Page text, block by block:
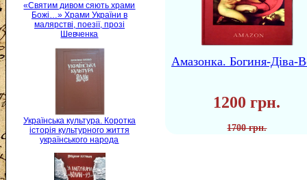
«Святим дивом сяють храми
Божі…» Храми України в
малярстві, поезії, прозі
Шевченка
Українська культура. Коротка
історія культурного життя
українського народа
Амазонка. Богиня-Діва-
1200 грн.
1700 грн.